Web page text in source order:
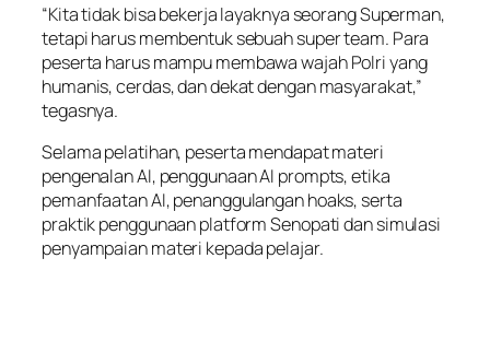
“Kita tidak bisa bekerja layaknya seorang Superman,
tetapi harus membentuk sebuah super team. Para
peserta harus mampu membawa wajah Polri yang
humanis, cerdas, dan dekat dengan masyarakat,”
tegasnya.
Selama pelatihan, peserta mendapat materi
pengenalan AI, penggunaan AI prompts, etika
pemanfaatan AI, penanggulangan hoaks, serta
praktik penggunaan platform Senopati dan simulasi
penyampaian materi kepada pelajar.